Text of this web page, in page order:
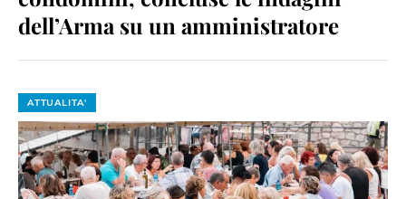
dell’Arma su un amministratore
ATTUALITA'